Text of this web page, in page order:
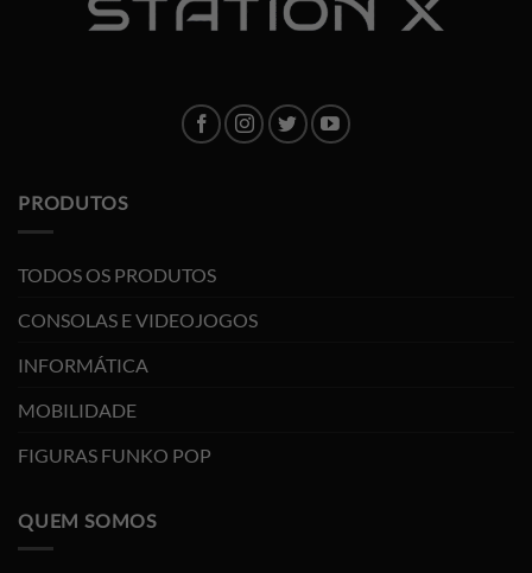
PRODUTOS
TODOS OS PRODUTOS
CONSOLAS E VIDEOJOGOS
INFORMÁTICA
MOBILIDADE
FIGURAS FUNKO POP
QUEM SOMOS